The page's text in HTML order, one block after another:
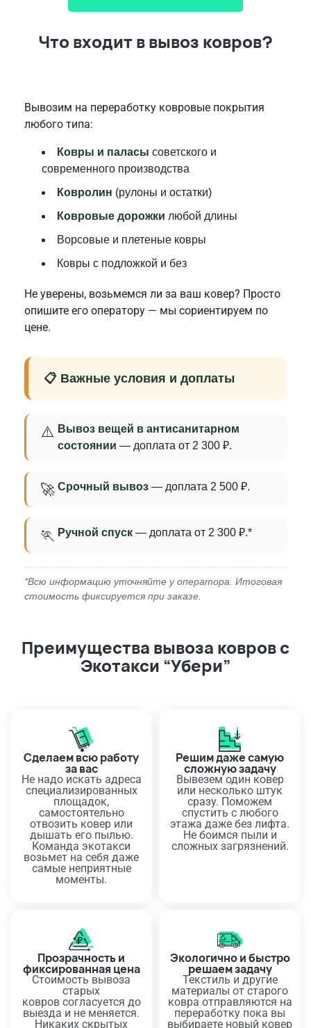
Что входит в вывоз ковров?
Вывозим на переработку ковровые покрытия
любого типа:
Ковры и паласы советского и
современного производства
Ковролин (рулоны и остатки)
Ковровые дорожки любой длины
Ворсовые и плетеные ковры
Ковры с подложкой и без
Не уверены, возьмемся ли за ваш ковер? Просто
опишите его оператору — мы сориентируем по
цене.
📋 Важные условия и доплаты
⚠️ Вывоз вещей в антисанитарном
состоянии — доплата от 2 300 ₽.
🚀 Срочный вывоз — доплата 2 500 ₽.
🏃 Ручной спуск — доплата от 2 300 ₽.*
*Всю информацию уточняйте у оператора. Итоговая
стоимость фиксируется при заказе.
Преимущества вывоза ковров с
Экотакси “Убери”
Сделаем всю работу
за вас
Не надо искать адреса
специализированных
площадок,
самостоятельно
отвозить ковер или
дышать его пылью.
Команда экотакси
возьмет на себя даже
самые неприятные
моменты.
Решим даже самую
сложную задачу
Вывезем один ковер
или несколько штук
сразу. Поможем
спустить с любого
этажа даже без лифта.
Не боимся пыли и
сложных загрязнений.
Прозрачность и
фиксированная цена
Стоимость вывоза
старых
ковров согласуется до
выезда и не меняется.
Никаких скрытых
Экологично и быстро
решаем задачу
Текстиль и другие
материалы от старого
ковра отправляются на
переработку пока вы
выбираете новый ковер